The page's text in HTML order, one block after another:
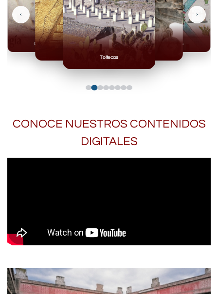
Toltecas
Mexicas
Olmecas
‹ ›
CONOCE NUESTROS CONTENIDOS
DIGITALES